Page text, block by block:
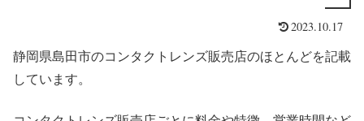
2023.10.17
静岡県島田市のコンタクトレンズ販売店のほとんどを記載
しています。